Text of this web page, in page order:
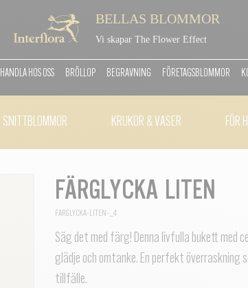
BELLAS BLOMMOR
Vi skapar The Flower Effect
HANDLA HOS OSS BRÖLLOP BEGRAVNING FÖRETAGSBLOMMOR
SNITTBLOMMOR KRUKOR & VASER FÖR
FÄRGLYCKA LITEN
FARGLYCKA-LITEN-_4
Säg det med färg! Denna livfulla bukett med
glädje och omtanke. En perfekt
tillfälle.